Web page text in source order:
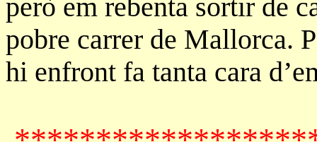
però em rebenta sortir de
pobre carrer de Mallorca.
hi enfront fa tanta cara